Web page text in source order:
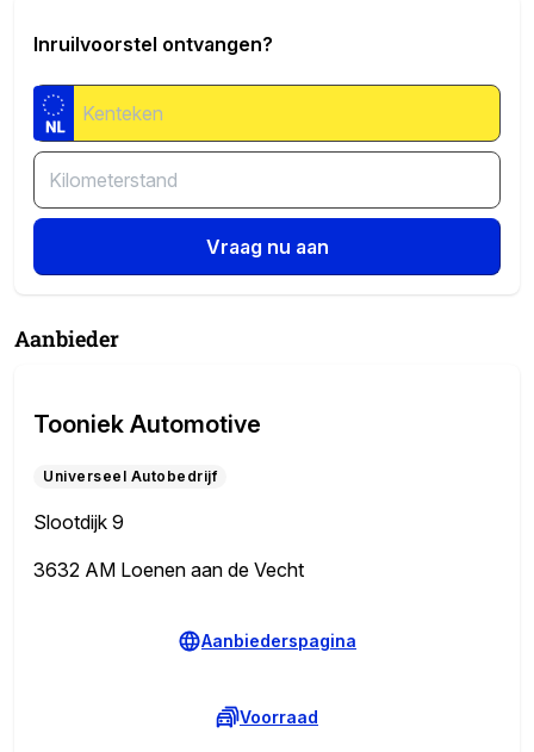
Inruilvoorstel ontvangen?
Vraag nu aan
Aanbieder
Tooniek Automotive
Universeel Autobedrijf
Slootdijk 9
3632 AM Loenen aan de Vecht
Aanbiederspagina
Voorraad